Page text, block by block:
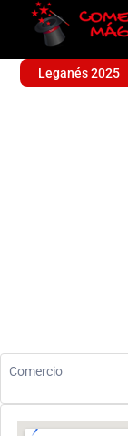
Leganés 2025
Comercio